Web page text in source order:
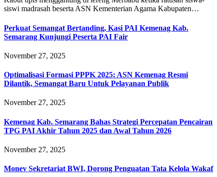
siswi madrasah beserta ASN Kementerian Agama Kabupaten…
Perkuat Semangat Bertanding, Kasi PAI Kemenag Kab.
Semarang Kunjungi Peserta PAI Fair
November 27, 2025
Optimalisasi Formasi PPPK 2025: ASN Kemenag Resmi
Dilantik, Semangat Baru Untuk Pelayanan Publik
November 27, 2025
Kemenag Kab. Semarang Bahas Strategi Percepatan Pencairan
TPG PAI Akhir Tahun 2025 dan Awal Tahun 2026
November 27, 2025
Monev Sekretariat BWI, Dorong Penguatan Tata Kelola Wakaf